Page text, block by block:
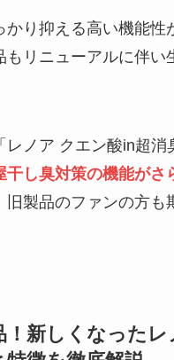
かり抑える高い機能性
もリニューアルに伴い
レノア クエン酸in超消
干し臭対策の機能がさ
旧製品のファンの方も
！新しくなったレ